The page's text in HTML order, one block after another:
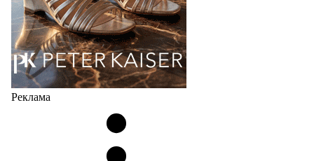
Реклама